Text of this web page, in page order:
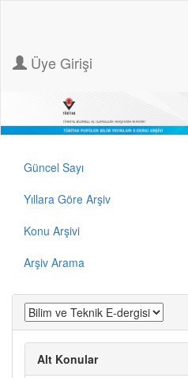
Üye Girişi
Güncel Sayı
Yıllara Göre Arşiv
Konu Arşivi
Arşiv Arama
Alt Konular